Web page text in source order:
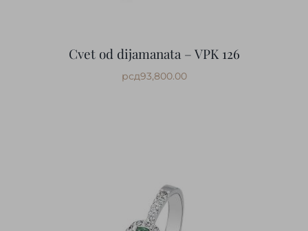
Cvet od dijamanata – VPK 126
рсд93,800.00